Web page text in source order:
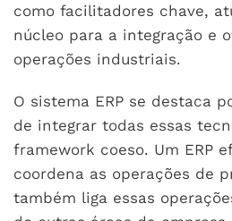
como facilitadores chave,
núcleo para a integração e
operações industriais.
O sistema ERP se destaca
de integrar todas essas
framework coeso. Um ERP
coordena as operações de
também liga essas